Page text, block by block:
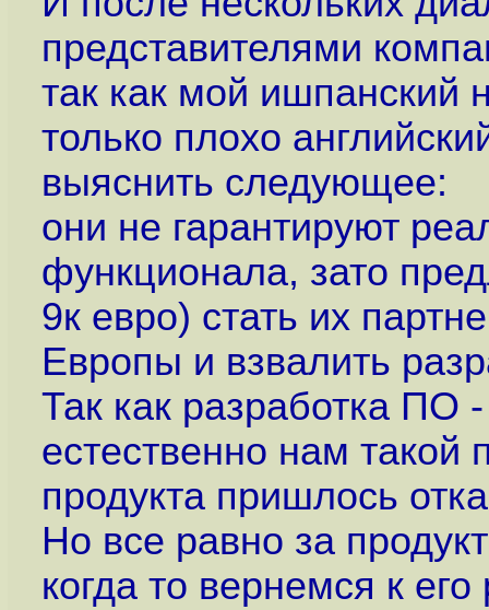
представителями
так как мой ишпанский
только плохо
выяснить следующее:
они не гарантируют
функционала, зато
9к евро) стать их
Европы и взвалить
Так как разработка ПО
естественно нам такой
продукта пришлось
Но все равно за
когда то вернемся к